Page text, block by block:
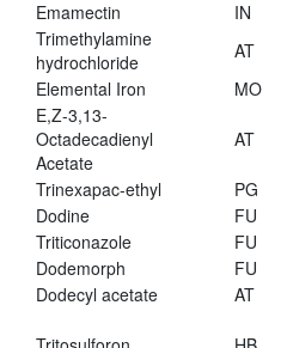
Emamectin
IN
Trimethylamine
hydrochloride
AT
Elemental Iron
MO
E,Z-3,13-
Octadecadienyl
Acetate
AT
Trinexapac-ethyl PG
Dodine
FU
Triticonazole
FU
Dodemorph
FU
Dodecyl acetate
AT